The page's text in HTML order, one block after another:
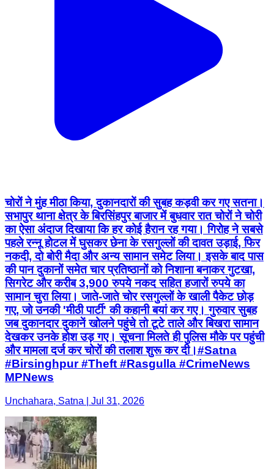
चोरों ने मुंह मीठा किया, दुकानदारों की सुबह कड़वी कर गए सतना।
सभापुर थाना क्षेत्र के बिरसिंहपुर बाजार में बुधवार रात चोरों ने चोरी
का ऐसा अंदाज दिखाया कि हर कोई हैरान रह गया। गिरोह ने सबसे
पहले रन्नू होटल में घुसकर छेना के रसगुल्लों की दावत उड़ाई, फिर
नकदी, दो बोरी मैदा और अन्य सामान समेट लिया। इसके बाद पास
की पान दुकानों समेत चार प्रतिष्ठानों को निशाना बनाकर गुटखा,
सिगरेट और करीब 3,900 रुपये नकद सहित हजारों रुपये का
सामान चुरा लिया। जाते-जाते चोर रसगुल्लों के खाली पैकेट छोड़
गए, जो उनकी 'मीठी पार्टी' की कहानी बयां कर गए। गुरुवार सुबह
जब दुकानदार दुकानें खोलने पहुंचे तो टूटे ताले और बिखरा सामान
देखकर उनके होश उड़ गए। सूचना मिलते ही पुलिस मौके पर पहुंची
और मामला दर्ज कर चोरों की तलाश शुरू कर दी।#Satna
#Birsinghpur #Theft #Rasgulla #CrimeNews
MPNews
Unchahara, Satna | Jul 31, 2026